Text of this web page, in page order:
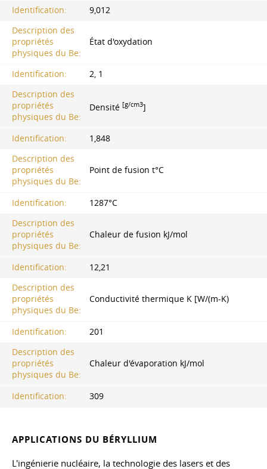
Identification:
9,012
Description des
propriétés
physiques du Be:
État d'oxydation
Identification:
2, 1
Description des
propriétés
physiques du Be:
Densité [g/cm3]
Identification:
1,848
Description des
propriétés
physiques du Be:
Point de fusion t°C
Identification:
1287°С
Description des
propriétés
physiques du Be:
Chaleur de fusion kJ/mol
Identification:
12,21
Description des
propriétés
physiques du Be:
Conductivité thermique K [W/(m-K)
Identification:
201
Description des
propriétés
physiques du Be:
Chaleur d'évaporation kJ/mol
Identification: 309
APPLICATIONS DU BÉRYLLIUM
L'ingénierie nucléaire, la technologie des lasers et des